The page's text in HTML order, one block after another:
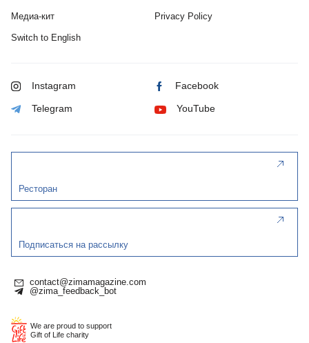
Медиа-кит Privacy Policy
Switch to English
Instagram Facebook
Telegram YouTube
Ресторан
Подписаться на рассылку
contact@zimamagazine.com
@zima_feedback_bot
We are proud to support
Gift of Life charity